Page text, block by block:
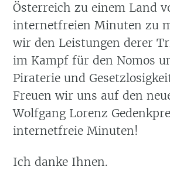
Österreich zu einem Land
internetfreien Minuten zu
wir den Leistungen derer
im Kampf für den Nomos
Piraterie und
Freuen wir uns auf den
Wolfgang Lorenz
internetfreie Minuten!
Ich danke Ihnen.